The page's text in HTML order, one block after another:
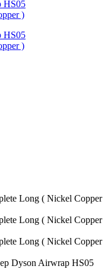
Dyson Airwrap HS05